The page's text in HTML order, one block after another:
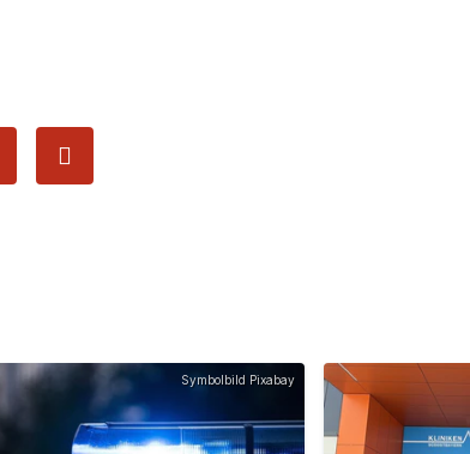
Symbolbild Pixabay